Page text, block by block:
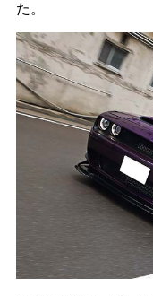
た。